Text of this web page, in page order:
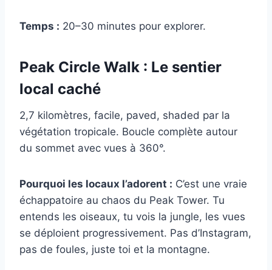
Temps : 20–30 minutes pour explorer.
Peak Circle Walk : Le sentier
local caché
2,7 kilomètres, facile, paved, shaded par la
végétation tropicale. Boucle complète autour
du sommet avec vues à 360°.
Pourquoi les locaux l’adorent : C’est une vraie
échappatoire au chaos du Peak Tower. Tu
entends les oiseaux, tu vois la jungle, les vues
se déploient progressivement. Pas d’Instagram,
pas de foules, juste toi et la montagne.